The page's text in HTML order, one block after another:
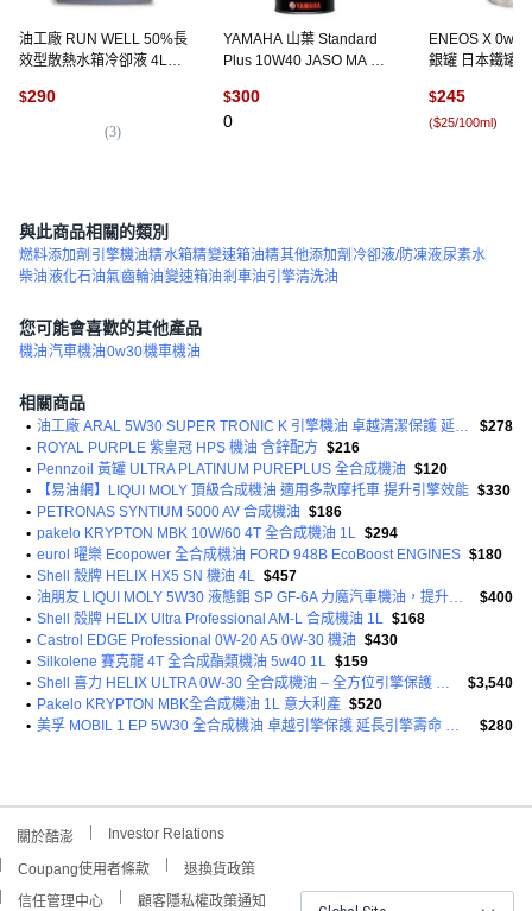
油工廠 RUN WELL 50%長
效型散熱水箱冷卻液 4L
色, 1個, 所有燃料類型
$290
(3)
YAMAHA 山葉 Standard
Plus 10W40 JASO MA 合
1個
$300
0
ENEOS X
銀罐 日本鐵罐
$245
($25/100ml)
與此商品相關的類別
燃料添加劑 引擎機油精水箱精變速箱油精其他添加劑 冷卻液/防凍液尿素水
柴油液化石油氣齒輪油變速箱油剎車油 引擎清洗油
您可能會喜歡的其他產品
機油汽車機油0w30機車機油
相關商品
• 油工廠 ARAL 5W30 SUPER TRONIC K 引擎機油 卓越清潔保護 延長引擎壽命
$278
• ROYAL PURPLE 紫皇冠 HPS 機油 含鋅配方 $216
• Pennzoil 黃罐 ULTRA PLATINUM PUREPLUS 全合成機油 $120
•
【易油網】LIQUI MOLY 頂級合成機油 適用多款摩托車 提升引擎效能 $330
• PETRONAS SYNTIUM 5000 AV 合成機油 $186
• pakelo KRYPTON MBK 10W/60 4T 全合成機油 1L $294
• eurol 曜樂 Ecopower 全合成機油 FORD 948B EcoBoost ENGINES $180
• Shell 殼牌 HELIX HX5 SN 機油 4L $457
•
油朋友 LIQUI MOLY 5W30 液態鉬 SP GF-6A 力魔汽車機油，提升引擎性能，減少摩擦，德國原裝進口
$400
• Shell 殼牌 HELIX Ultra Professional AM-L 合成機油 1L $168
• Castrol EDGE Professional 0W-20 A5 0W-30 機油 $430
• Silkolene 賽克龍 4T 全合成酯類機油 5w40 1L $159
•
Shell 喜力 HELIX ULTRA 0W-30 全合成機油 – 全方位引擎保護 提升燃油效率
$3,540
• Pakelo KRYPTON MBK全合成機油 1L 意大利產 $520
•
美孚 MOBIL 1 EP 5W30 全合成機油 卓越引擎保護 延長引擎壽命 適用多種車型 $280
關於酷澎 Investor Relations
Coupang使用者條款
退換貨政策
信任管理中心
顧客隱私權政策通知